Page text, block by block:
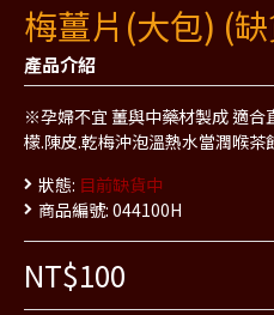
梅薑片(大包) (
產品介紹
※孕婦不宜 薑與中藥材製成 適合
檬.陳皮.乾梅沖泡溫熱水當潤喉茶
狀態: 目前缺貨中
商品編號: 044100H
NT$100